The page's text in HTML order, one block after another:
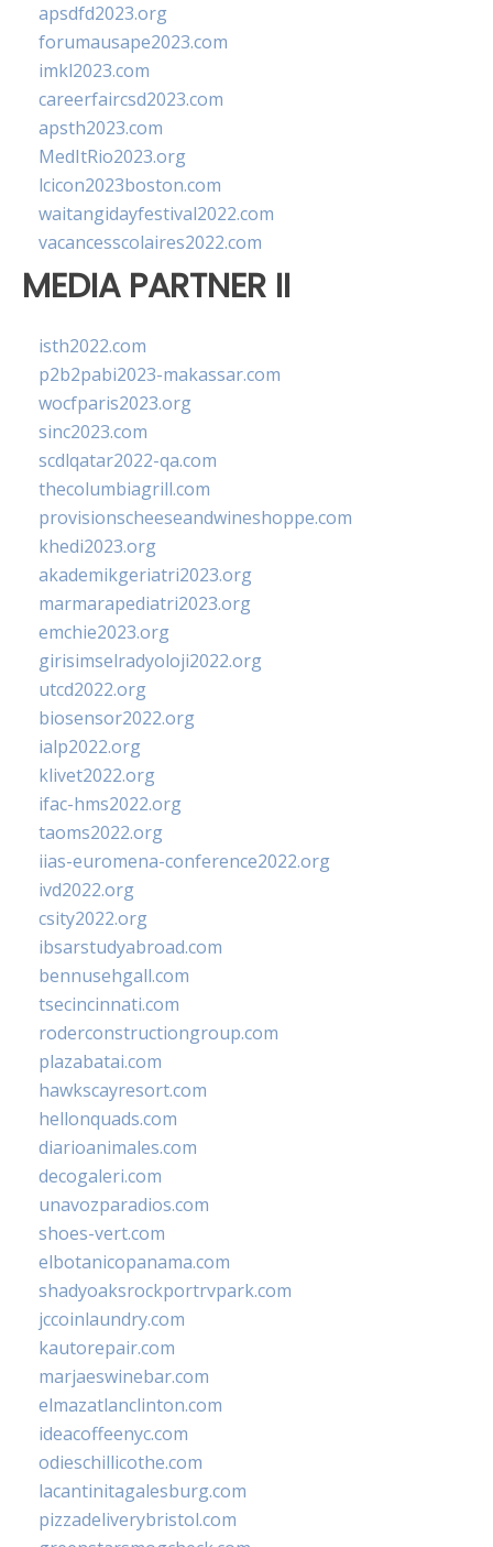
apsdfd2023.org
forumausape2023.com
imkl2023.com
careerfaircsd2023.com
apsth2023.com
MedItRio2023.org
lcicon2023boston.com
waitangidayfestival2022.com
vacancesscolaires2022.com
MEDIA PARTNER II
isth2022.com
p2b2pabi2023-makassar.com
wocfparis2023.org
sinc2023.com
scdlqatar2022-qa.com
thecolumbiagrill.com
provisionscheeseandwineshoppe.com
khedi2023.org
akademikgeriatri2023.org
marmarapediatri2023.org
emchie2023.org
girisimselradyoloji2022.org
utcd2022.org
biosensor2022.org
ialp2022.org
klivet2022.org
ifac-hms2022.org
taoms2022.org
iias-euromena-conference2022.org
ivd2022.org
csity2022.org
ibsarstudyabroad.com
bennusehgall.com
tsecincinnati.com
roderconstructiongroup.com
plazabatai.com
hawkscayresort.com
hellonquads.com
diarioanimales.com
decogaleri.com
unavozparadios.com
shoes-vert.com
elbotanicopanama.com
shadyoaksrockportrvpark.com
jccoinlaundry.com
kautorepair.com
marjaeswinebar.com
elmazatlanclinton.com
ideacoffeenyc.com
odieschillicothe.com
lacantinitagalesburg.com
pizzadeliverybristol.com